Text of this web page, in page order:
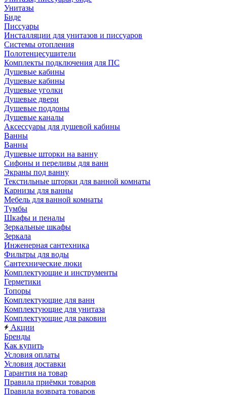
Унитазы
Биде
Писсуары
Инсталляции для унитазов и писсуаров
Системы отопления
Полотенцесушители
Комплекты подключения для ПС
Душевые кабины
Душевые кабины
Душевые уголки
Душевые двери
Душевые поддоны
Душевые каналы
Аксессуары для душевой кабины
Ванны
Ванны
Душевые шторки на ванну
Сифоны и переливы для ванн
Экраны под ванну
Текстильные шторки для ванной комнаты
Карнизы для ванны
Мебель для ванной комнаты
Тумбы
Шкафы и пеналы
Зеркальные шкафы
Зеркала
Инженерная сантехника
Фильтры для воды
Сантехнические люки
Комплектующие и инструменты
Герметики
Топоры
Комплектующие для ванн
Комплектующие для унитаза
Комплектующие для раковин
Акции
Бренды
Как купить
Условия оплаты
Условия доставки
Гарантия на товар
Правила приёмки товаров
Правила возврата товаров